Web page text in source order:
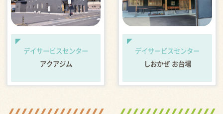
デイサービスセンター
アクアジム
デイサービスセンター
しおかぜ お台場